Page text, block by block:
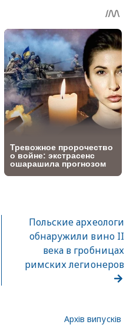
Польские археологи
обнаружили вино II
века в гробницах
римских легионеров
Архів випусків